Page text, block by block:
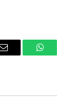
Email